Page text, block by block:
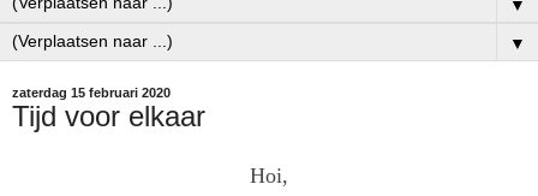
▼
▼
zaterdag 15 februari 2020
Tijd voor elkaar
Hoi,